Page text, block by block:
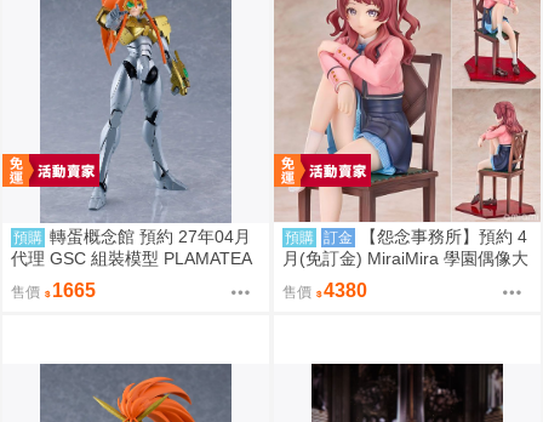
預購 轉蛋概念館 預約 27年04月
代理 GSC 組裝模型 PLAMATEA
勇者王 獅子王凱 約16公分 免訂
金
售價 1665
預購 訂金
【怨念事務所】預約 4
月(免訂金) MiraiMira 學園偶像大
師 花海咲季 雨後鳶尾花 特訓前V
er 1/7 0927
售價 4380